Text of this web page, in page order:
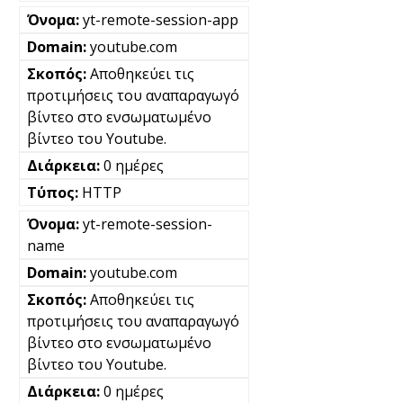
yt-remote-session-app
youtube.com
Αποθηκεύει τις
προτιμήσεις του αναπαραγωγό
βίντεο στο ενσωματωμένο
βίντεο του Youtube.
0 ημέρες
HTTP
yt-remote-session-
name
youtube.com
Αποθηκεύει τις
προτιμήσεις του αναπαραγωγό
βίντεο στο ενσωματωμένο
βίντεο του Youtube.
0 ημέρες